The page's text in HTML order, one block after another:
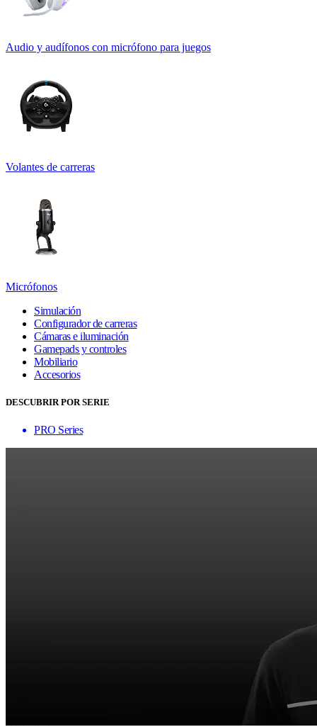
Audio y audífonos con micrófono para juegos
Volantes de carreras
Micrófonos
Simulación
Configurador de carreras
Cámaras e iluminación
Gamepads y controles
Mobiliario
Accesorios
DESCUBRIR POR SERIE
PRO Series